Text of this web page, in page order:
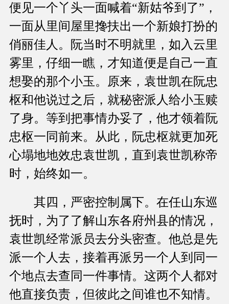
便见一个丫头一面喊着“新姑爷到了”，
一面从里间屋里搀扶出一个新娘打扮的
俏丽佳人。阮当时不明就里，如入云里
雾里，仔细一瞧，才知道便是自己一直
想娶的那个小玉。原来，袁世凯在阮忠
枢和他说过之后，就秘密派人给小玉赎
了身。等到把事情办妥了，他才领着阮
忠枢一同前来。从此，阮忠枢就更加死
心塌地地效忠袁世凯，直到袁世凯称帝
时，始终如一。
其四，严密控制属下。在任山东巡
抚时，为了了解山东各府州县的情况，
袁世凯经常派员去分头密查。他总是先
派一个人去，接着再派另一个人到同一
个地点去查同一件事情。这两个人都对
他直接负责，但彼此之间谁也不知情。